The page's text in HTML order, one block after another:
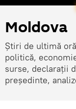
Moldova
Știri de ultimă
politică,
surse, declarații
președinte,